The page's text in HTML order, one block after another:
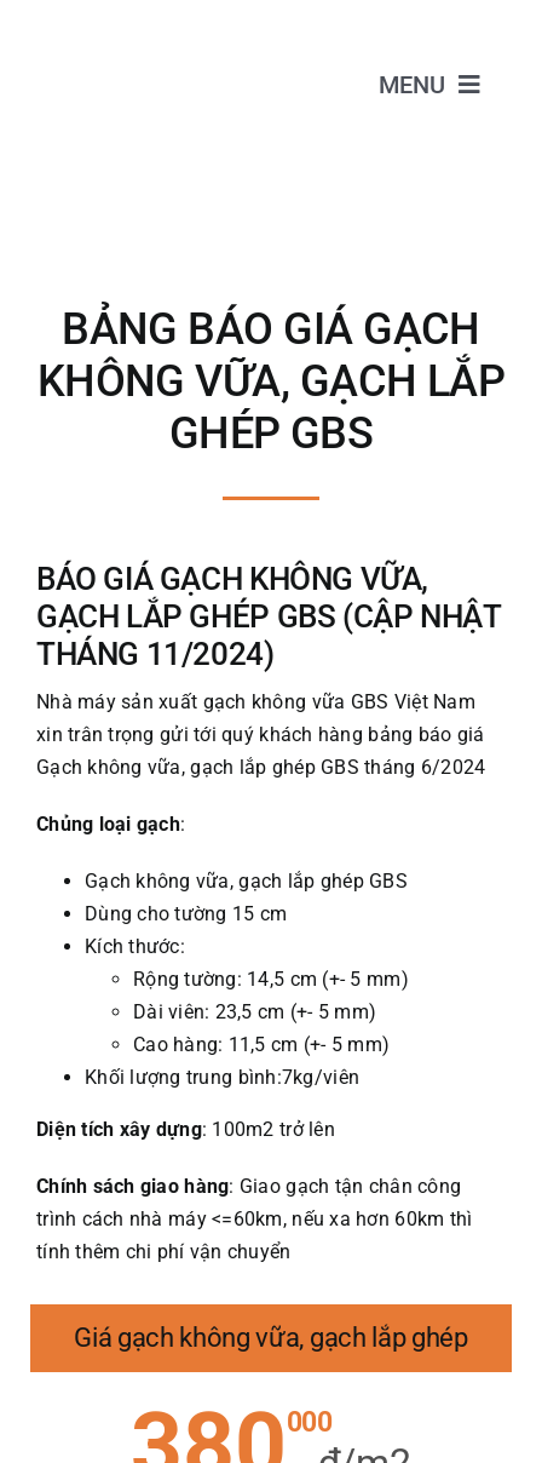
MENU
DỊCH VỤ
BÁO GIÁ
LIÊN HỆ
BẢNG BÁO GIÁ GẠCH
KHÔNG VỮA, GẠCH LẮP
GHÉP GBS
BÁO GIÁ GẠCH KHÔNG VỮA,
GẠCH LẮP GHÉP GBS (CẬP NHẬT
THÁNG 11/2024)
Nhà máy sản xuất gạch không vữa GBS Việt Nam
xin trân trọng gửi tới quý khách hàng bảng báo giá
Gạch không vữa, gạch lắp ghép GBS tháng 6/2024
Chủng loại gạch:
Gạch không vữa, gạch lắp ghép GBS
Dùng cho tường 15 cm
Kích thước:
Rộng tường: 14,5 cm (+- 5 mm)
Dài viên: 23,5 cm (+- 5 mm)
Cao hàng: 11,5 cm (+- 5 mm)
Khối lượng trung bình:7kg/viên
Diện tích xây dựng: 100m2 trở lên
Chính sách giao hàng: Giao gạch tận chân công
trình cách nhà máy <=60km, nếu xa hơn 60km thì
tính thêm chi phí vận chuyển
Giá gạch không vữa, gạch lắp ghép
000